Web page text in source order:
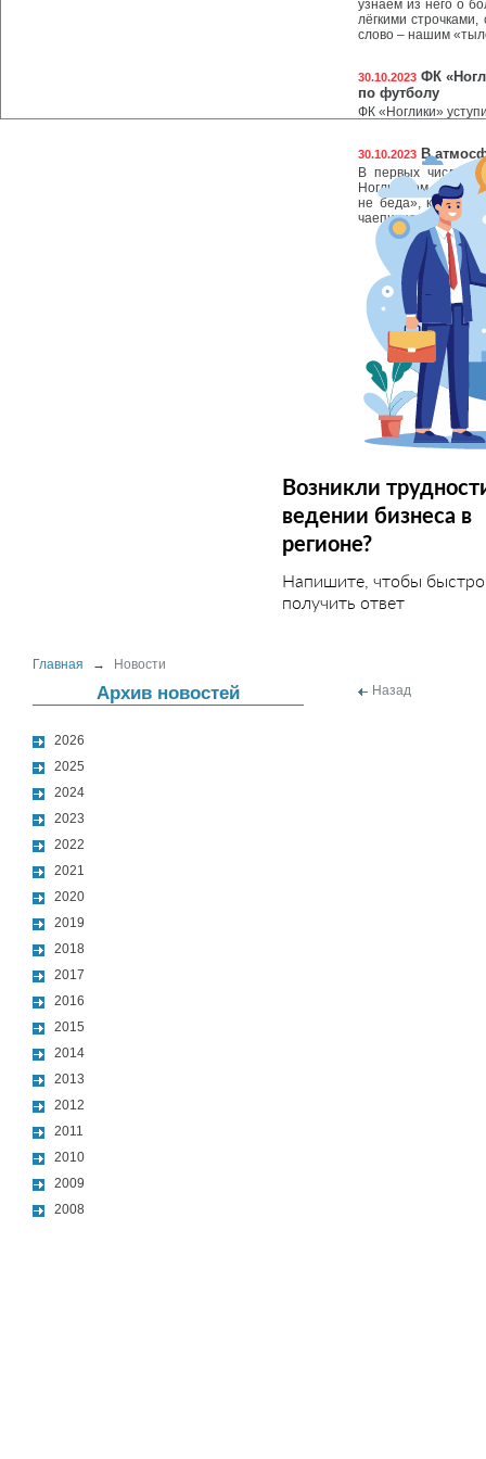
Возникли
ведении бизнеса в
регионе?
Напишите, чтобы быстро
получить ответ
Главная → Новости
Архив новостей
2026
2025
2024
2023
2022
2021
2020
2019
2018
2017
2016
2015
2014
2013
2012
2011
2010
2009
2008
узнаём из него о
лёгкими
слово – нашим
30.10.2023 ФК
по футболу
ФК «Ноглики»
30.10.2023 В
В первых числах
Ногликском
не беда», которая
чаепитие с
Назад